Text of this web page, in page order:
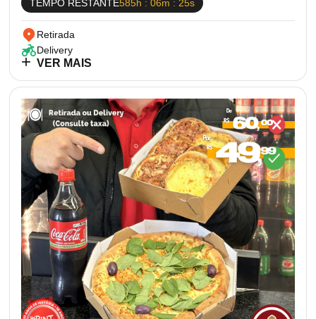
TEMPO RESTANTE585h : 06m : 25s
Retirada
Delivery
VER MAIS